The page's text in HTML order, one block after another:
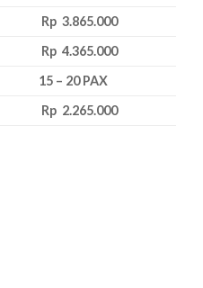
Rp 3.865.000
Rp 4.365.000
15 – 20 PAX
Rp 2.265.000